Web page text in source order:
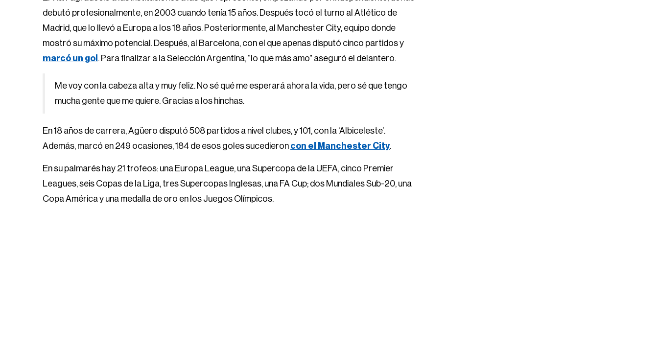
debutó profesionalmente, en 2003 cuando tenía 15 años. Después tocó el turno al Atlético de
Madrid, que lo llevó a Europa a los 18 años. Posteriormente, al Manchester City, equipo donde
mostró su máximo potencial. Después, al Barcelona, con el que apenas disputó cinco partidos y
marcó un gol . Para finalizar a la Selección Argentina, “lo que más amo” aseguró el delantero.
Me voy con la cabeza alta y muy feliz. No sé qué me esperará ahora la vida, pero sé que tengo
mucha gente que me quiere. Gracias a los hinchas.
En 18 años de carrera, Agüero disputó 508 partidos a nivel clubes, y 101, con la ‘Albiceleste’.
Además, marcó en 249 ocasiones, 184 de esos goles sucedieron con el Manchester City.
En su palmarés hay 21 trofeos: una Europa League, una Supercopa de la UEFA, cinco Premier
Leagues, seis Copas de la Liga, tres Supercopas Inglesas, una FA Cup; dos Mundiales Sub-20, una
Copa América y una medalla de oro en los Juegos Olímpicos.